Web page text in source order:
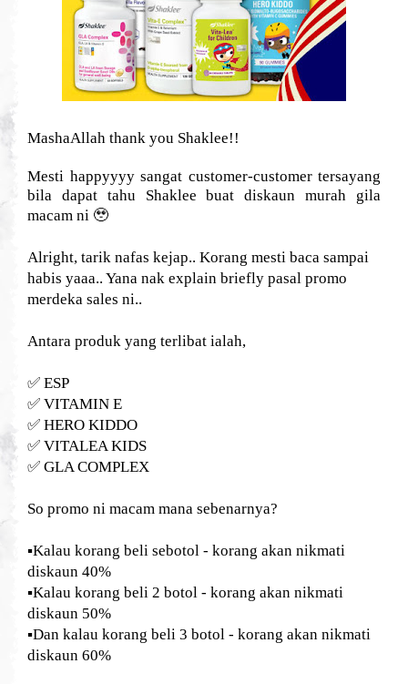
MashaAllah thank you Shaklee!!
Mesti happyyyy sangat customer-customer tersayang
bila dapat tahu Shaklee buat diskaun murah gila
macam ni 🥹
Alright, tarik nafas kejap.. Korang mesti baca sampai
habis yaaa.. Yana nak explain briefly pasal promo
merdeka sales ni..
Antara produk yang terlibat ialah,
✅ ESP
✅ VITAMIN E
✅ HERO KIDDO
✅ VITALEA KIDS
✅ GLA COMPLEX
So promo ni macam mana sebenarnya?
▪️Kalau korang beli sebotol - korang akan nikmati
diskaun 40%
▪️Kalau korang beli 2 botol - korang akan nikmati
diskaun 50%
▪️Dan kalau korang beli 3 botol - korang akan nikmati
diskaun 60%